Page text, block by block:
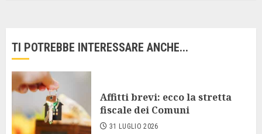
TI POTREBBE INTERESSARE ANCHE...
Affitti brevi: ecco la stretta
fiscale dei Comuni
31 LUGLIO 2026